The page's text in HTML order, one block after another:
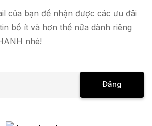
của bạn để nhận được các ưu đãi
bổ ít và hơn thế nữa dành riêng
nhé!
Đăng